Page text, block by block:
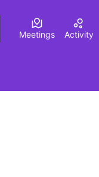
Choose language
Meetings Activity